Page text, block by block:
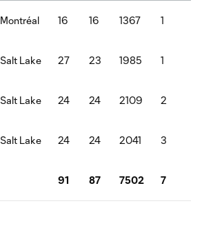
Montréal 16 16 1367 1
Salt Lake 27 23 1985 1
Salt Lake 24 24 2109 2
Salt Lake 24 24 2041 3
91 87 7502 7